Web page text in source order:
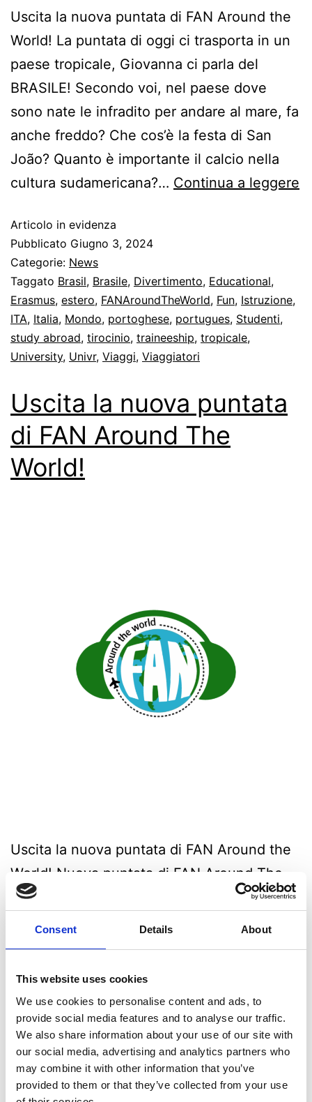
Consent Details About
This website uses cookies
We use cookies to personalise content and ads, to
provide social media features and to analyse our traffic.
We also share information about your use of our site with
our social media, advertising and analytics partners who
may combine it with other information that you’ve
provided to them or that they’ve collected from your use
Uscita la nuova puntata di FAN Around the
World! La puntata di oggi ci trasporta in un
paese tropicale, Giovanna ci parla del
BRASILE! Secondo voi, nel paese dove
sono nate le infradito per andare al mare, fa
anche freddo? Che cos’è la festa di San
João? Quanto è importante il calcio nella
cultura sudamericana?… Continua a leggere
Articolo in evidenza
Pubblicato Giugno 3, 2024
Categorie: News
Taggato Brasil, Brasile, Divertimento, Educational,
Erasmus, estero, FANAroundTheWorld, Fun, Istruzione,
ITA, Italia, Mondo, portoghese, portugues, Studenti,
study abroad, tirocinio, traineeship, tropicale,
University, Univr, Viaggi, Viaggiatori
Uscita la nuova puntata
di FAN Around The
World!
Uscita la nuova puntata di FAN Around the
World! Nuova puntata di FAN Around The
World, questa volta in LINGUA TEDESCA! E’
sembrano sempre arrabbiati? Dopo aver
scioglilingua, parliamo con Sabina delle sue
difficoltà ad adattarsi alle abitudini italiane
(per esempio, voi…Continua a leggere